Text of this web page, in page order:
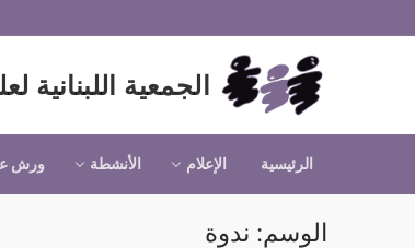
إلى
الجمعية اللبنانية
الرئيسية الإعلام الأنشطة ورش
الوسم: ندوة